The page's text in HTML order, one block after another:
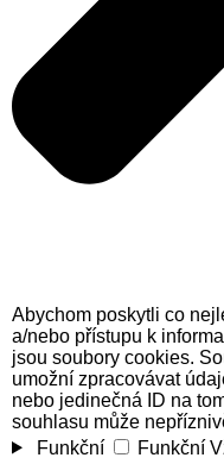
Abychom poskytli co
a/nebo přístupu k
jsou soubory cookies.
umožní zpracovávat
nebo jedinečná ID na
souhlasu může
Funkční
Funkční